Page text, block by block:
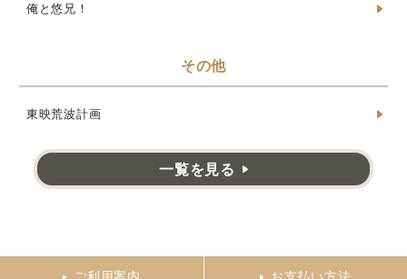
俺と悠兄！
その他
東映荒波計画
一覧を見る
ご利用案内 お支払い方法